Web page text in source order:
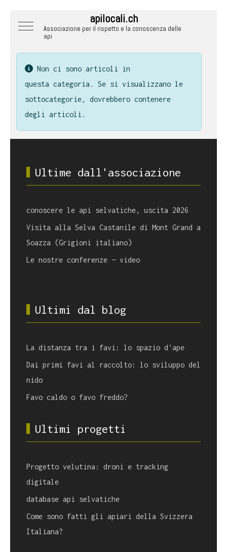
Mobile Menu Toggleapilocali.ch
Associazione per il rispetto e la conoscenza delle
api
Info
Non ci sono articoli in
questa categoria. Se si visualizzano le
sottocategorie, dovrebbero contenere
degli articoli.
Ultime dall'associazione
conoscere le api selvatiche, uscita 2026
Visita alla Selva Castanile di Mont Grand a
Soazza (Grigioni italiano)
Le nostre conferenze — video
Ultimi dal blog
La distanza tra i favi: lo spazio d'ape
Dai primi favi al raccolto: lo sviluppo del
nido
Favo caldo o favo freddo?
Ultimi progetti
Progetto velutina: droni e tracking
digitale
database api selvatiche
Come sono fatti gli apiari della Svizzera
Italiana?